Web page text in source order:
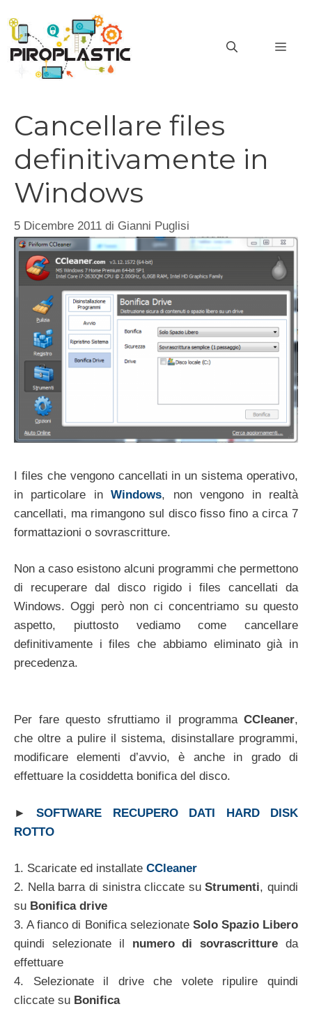
contenuto
Cancellare files
definitivamente in
Windows
5 Dicembre 2011 di Gianni Puglisi
I files che vengono cancellati in un sistema operativo,
in particolare inWindows, non vengono in realtà
cancellati, ma rimangono sul disco fisso fino a circa 7
formattazioni o sovrascritture.
Non a caso esistono alcuni programmi che permettono
di recuperare dal disco rigido i files cancellati da
Windows. Oggi però non ci concentriamo su questo
aspetto, piuttosto vediamo come cancellare
definitivamente i files che abbiamo eliminato già in
precedenza.
Per fare questo sfruttiamo il programma CCleaner,
che oltre a pulire il sistema, disinstallare programmi,
modificare elementi d’avvio, è anche in grado di
effettuare la cosiddetta bonifica del disco.
►SOFTWARE RECUPERO DATI HARD DISK
ROTTO
1. Scaricate ed installate CCleaner
2. Nella barra di sinistra cliccate suStrumenti, quindi
su Bonifica drive
3. A fianco di Bonifica selezionate Solo Spazio Libero
quindi selezionate il numero di sovrascritture da
effettuare
4. Selezionate il drive che volete ripulire quindi
cliccate su Bonifica